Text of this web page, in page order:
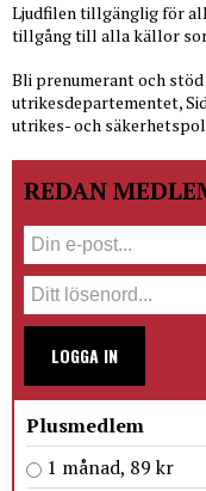
Ljudfilen tillgänglig för
tillgång till alla källor
Bli prenumerant och
utrikesdepartementet,
utrikes- och
REDAN
LOGGA IN
Plusmedlem
1 månad, 89 kr